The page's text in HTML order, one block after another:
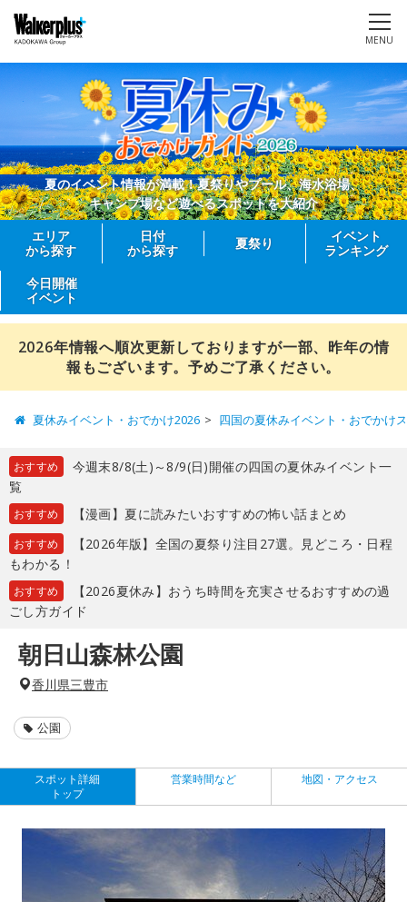
MENU
夏のイベント情報が満載！夏祭りやプール、海水浴場、
キャンプ場など遊べるスポットを大紹介
エリア
から探す
日付
から探す
夏祭り
イベント
ランキング
今日開催
イベント
2026年情報へ順次更新しておりますが一部、昨年の情
報もございます。予めご了承ください。
夏休みイベント・おでかけ2026 四国の夏休みイベント・おでかけ
おすすめ
今週末8/8(土)～8/9(日)開催の四国の夏休みイベント一
覧
おすすめ 【漫画】夏に読みたいおすすめの怖い話まとめ
おすすめ
【2026年版】全国の夏祭り注目27選。見どころ・日程
もわかる！
おすすめ
【2026夏休み】おうち時間を充実させるおすすめの過
ごし方ガイド
朝日山森林公園
香川県三豊市
公園
スポット詳細
トップ
営業時間など 地図・アクセス